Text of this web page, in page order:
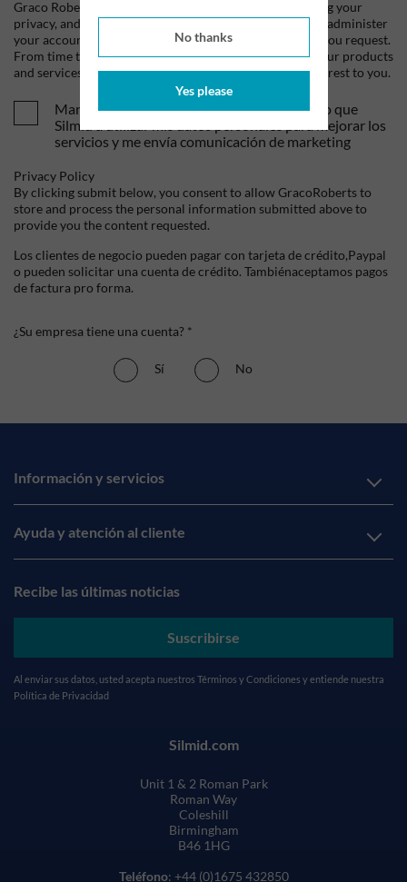
No thanks
Yes please
Graco Roberts is committed to protecting and respecting your
privacy, and we'll only use your personal information to administer
your account and to provide the products and services you request.
From time to time, we would like to contact you about our products
and services, as well as other content that may be of interest to you.
Mandame tus ofertas y novedades. Entiendo que
Silmid a utilizar mis datos personales para mejorar los
servicios y me envía comunicación de marketing
Privacy Policy
By clicking submit below, you consent to allow GracoRoberts to
store and process the personal information submitted above to
provide you the content requested.
Los clientes de negocio pueden pagar con tarjeta de crédito,Paypal
o pueden solicitar una cuenta de crédito. Tambiénaceptamos pagos
de factura pro forma.
¿Su empresa tiene una cuenta? *
Sí No
Información y servicios
Ayuda y atención al cliente
Recibe las últimas noticias
Suscribirse
Al enviar sus datos, usted acepta nuestros Términos y Condiciones y entiende nuestra
Política de Privacidad
Silmid.com
Unit 1 & 2 Roman Park
Roman Way
Coleshill
Birmingham
B46 1HG
Teléfono: +44 (0)1675 432850